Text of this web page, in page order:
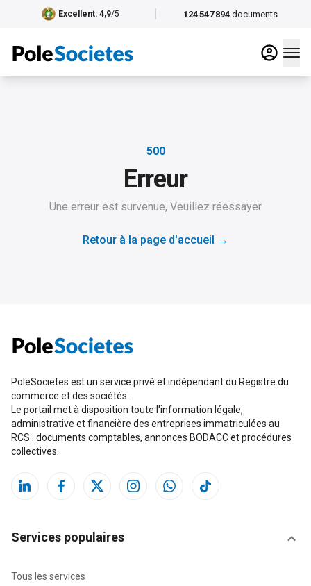
124 547 894 documents
Excellent: 4,9/5
500
Erreur
Une erreur est survenue, Veuillez réessayer
Retour à la page d'accueil →
PoleSocietes est un service privé et indépendant du Registre du
commerce et des sociétés.
Le portail met à disposition toute l'information légale,
administrative et financière des entreprises immatriculées au
RCS : documents comptables, annonces BODACC et procédures
collectives.
Services populaires
Tous les services